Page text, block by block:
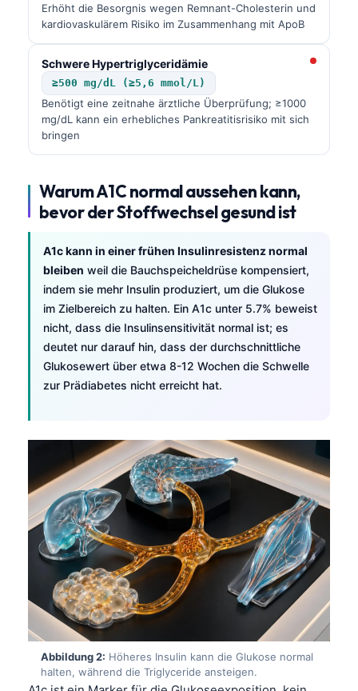
Erhöht die Besorgnis wegen Remnant-Cholesterin und
kardiovaskulärem Risiko im Zusammenhang mit ApoB
Schwere Hypertriglyceridämie
≥500 mg/dL (≥5,6 mmol/L)
Benötigt eine zeitnahe ärztliche Überprüfung; ≥1000
mg/dL kann ein erhebliches Pankreatitisrisiko mit sich
bringen
Warum A1C normal aussehen kann,
bevor der Stoffwechsel gesund ist
A1c kann in einer frühen Insulinresistenz normal
bleiben weil die Bauchspeicheldrüse kompensiert,
indem sie mehr Insulin produziert, um die Glukose
im Zielbereich zu halten. Ein A1c unter 5.7% beweist
nicht, dass die Insulinsensitivität normal ist; es
deutet nur darauf hin, dass der durchschnittliche
Glukosewert über etwa 8-12 Wochen die Schwelle
zur Prädiabetes nicht erreicht hat.
Abbildung 2: Höheres Insulin kann die Glukose normal
halten, während die Triglyceride ansteigen.